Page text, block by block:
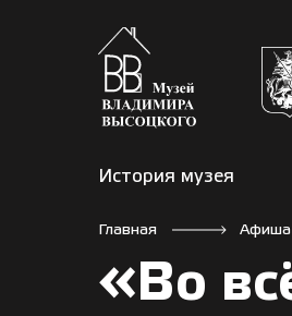
История музея
Главная Афиша
«Во